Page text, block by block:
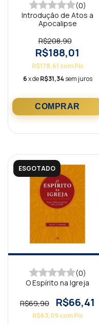
(0)
Introdução de Atos a
Apocalipse
R$208,90
R$188,01
R$178,61 com Pix
6x deR$31,34 sem juros
ESGOTADO
(0)
O Espírito na Igreja
R$69,90 R$66,41
R$63,09 com Pix